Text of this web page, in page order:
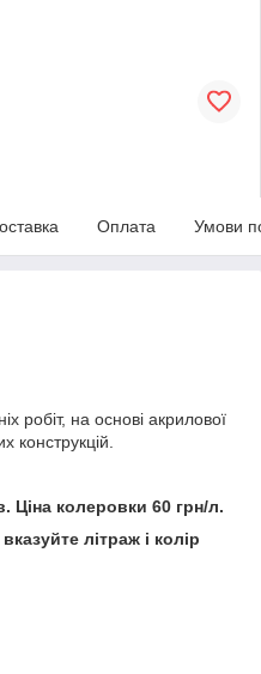
Оплата Умови
робіт, на основі акрилової
конструкцій.
Ціна колеровки 60 грн/л.
літраж і колір